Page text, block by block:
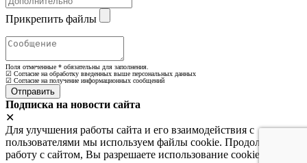
Прикрепить файлы
Поля отмеченные * обязательны для заполнения.
☑ Согласие на обработку введенных выше персональных данных
☑ Согласие на получение информационных сообщений
Подписка на новости сайта
✕
Для улучшения работы сайта и его взаимодействия с
пользователями мы используем файлы cookie. Продолжая
работу с сайтом, Вы разрешаете использование cookie-файлов.